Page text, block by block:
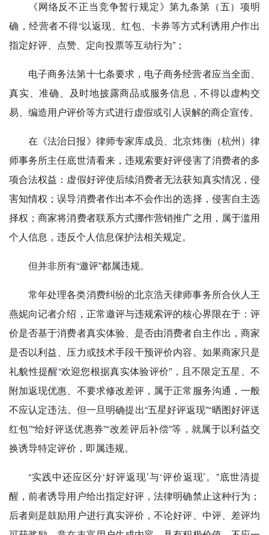
《网络反不正当竞争暂行规定》第九条第（五）项明
确，经营者不得“以返现、红包、卡券等方式利诱用户作出
指定好评、点赞、定向投票等互动行为”；
电子商务法第十七条要求，电子商务经营者应当全面、
真实、准确、及时地披露商品或服务信息，不得以虚构交
易、编造用户评价等方式进行虚假或引人误解的商企宣传。
在《法治日报》律师专家库成员、北京炜衡（杭州）律
师事务所主任底世清看来，违规索要好评侵害了消费者的多
项合法权益：虚假好评使后续消费者无法获知真实情况，侵
害知情权；误导消费者作出本不会作出的选择，侵害自主选
择权；商家将消费者联系方式挪作营销推广之用，属于滥用
个人信息，违反个人信息保护法相关规定。
但并非所有“邀评”都属违规。
常年处理各类消费纠纷的北京浩天律师事务所合伙人王
燕妮向记者介绍，正常邀评与违规索评的核心界限在于：评
价是否基于消费者真实体验、是否由消费者自主作出，商家
是否以利益、压力或技术手段干预评价内容。如果商家只是
礼貌性提醒“欢迎您根据真实体验评价”，且不限定五星、不
附加返现优惠、不要求修改差评，属于正常服务沟通，一般
不应认定违法。但一旦明确提出“五星好评返现”“晒图好评送
红包”“给好评送优惠券”“改差评后补偿”等，就属于以利益交
换诱导特定评价，即属违规。
“实践中还应区分‘好评返现’与‘评价返现’。”底世清提
醒，前者诱导用户给出指定好评，法律明确禁止这种行为；
后者则是鼓励用户进行真实评价，不论好评、中评、差评均